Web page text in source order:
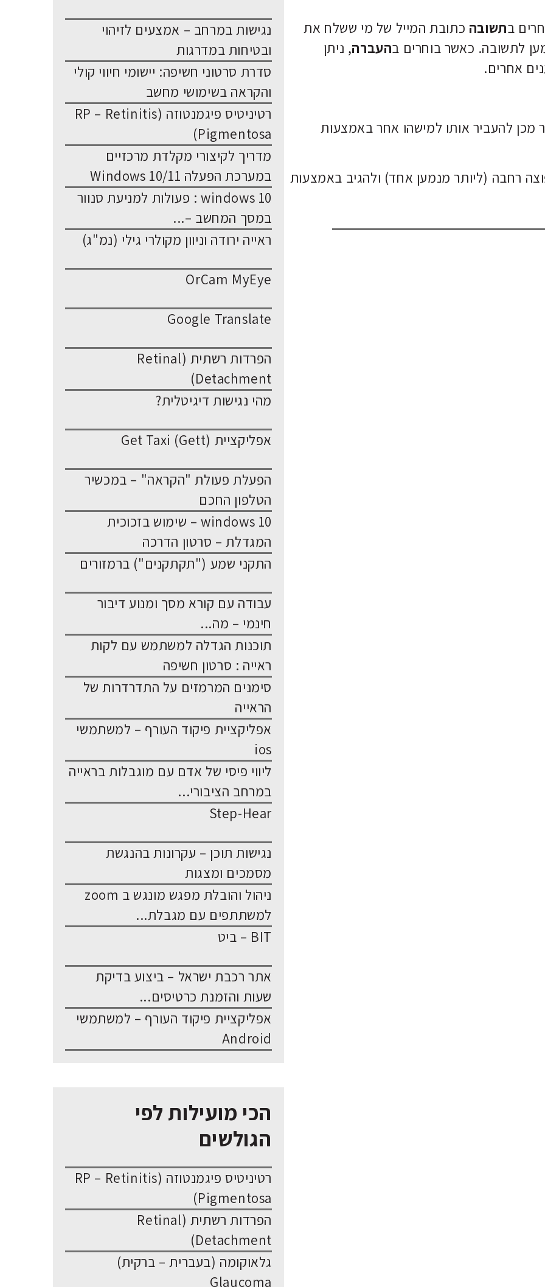
בתשובה כתובת המייל של מי ששלח את
לתשובה. כאשר בוחרים בהעברה, ניתן
אחרים.
להעביר אותו למישהו אחר באמצעות
רחבה (ליותר מנמען אחד) ולהגיב באמצעות
נגישות במרחב – אמצעים לזיהוי
ובטיחות במדרגות
סדרת סרטוני חשיפה: יישומי חיווי קולי
והקראה בשימושי מחשב
רטיניטיס פיגמנטוזה (RP – Retinitis
Pigmentosa)
מדריך לקיצורי מקלדת מרכזיים
במערכת הפעלה Windows 10/11
windows 10 : פעולות למניעת סנוור
במסך המחשב –...
ראייה ירודה וניוון מקולרי גילי (נמ"ג)
OrCam MyEye
Google Translate
הפרדות רשתית (Retinal
Detachment)
מהי נגישות דיגיטלית?
אפליקציית Get Taxi (Gett)
הפעלת פעולת "הקראה" – במכשיר
הטלפון החכם
windows 10 – שימוש בזכוכית
המגדלת – סרטון הדרכה
התקני שמע ("תקתקנים") ברמזורים
עבודה עם קורא מסך ומנוע דיבור
חינמי – מה...
תוכנות הגדלה למשתמש עם לקות
ראייה : סרטון חשיפה
סימנים המרמזים על התדרדרות של
הראייה
אפליקציית פיקוד העורף – למשתמשי
ios
ליווי פיסי של אדם עם מוגבלות בראייה
במרחב הציבורי...
Step-Hear
נגישות תוכן – עקרונות בהנגשת
מסמכים ומצגות
ניהול והובלת מפגש מונגש ב zoom
למשתתפים עם מגבלת...
BIT – ביט
אתר רכבת ישראל – ביצוע בדיקת
שעות והזמנת כרטיסים...
אפליקציית פיקוד העורף – למשתמשי
Android
הכי מועילות לפי
הגולשים
רטיניטיס פיגמנטוזה (RP – Retinitis
Pigmentosa)
הפרדות רשתית (Retinal
Detachment)
גלאוקומה (בעברית – ברקית)
Glaucoma